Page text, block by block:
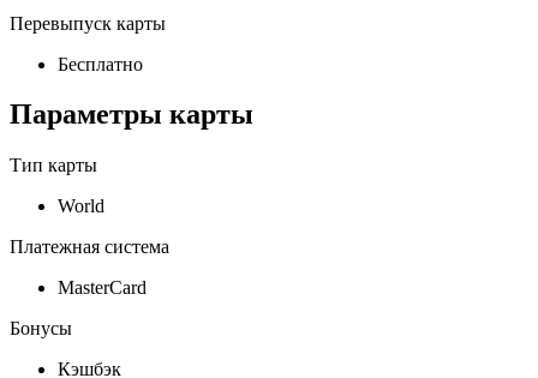
Перевыпуск карты
Бесплатно
Параметры карты
Тип карты
World
Платежная система
MasterСard
Бонусы
Кэшбэк